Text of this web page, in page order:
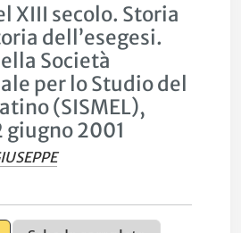
XIII secolo. Storia
dell’esegesi.
Società
per lo Studio del
(SISMEL),
giugno 2001